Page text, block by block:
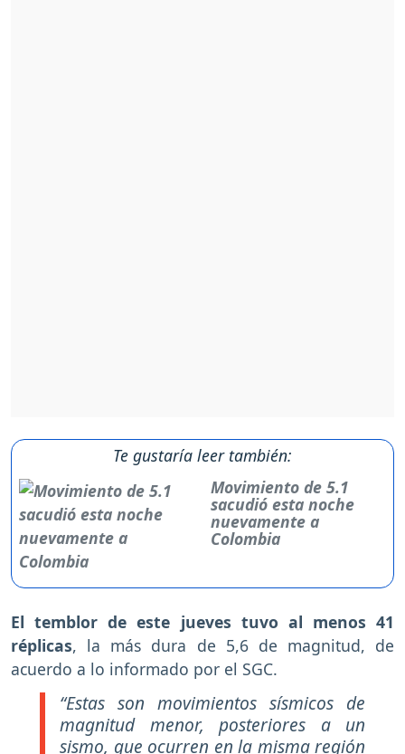
Te gustaría leer también:
Movimiento de 5.1
sacudió esta noche
nuevamente a
Colombia
El temblor de este jueves tuvo al menos 41
réplicas, la más dura de 5,6 de magnitud, de
acuerdo a lo informado por el SGC.
“Estas son movimientos sísmicos de
magnitud menor, posteriores a un
sismo, que ocurren en la misma región